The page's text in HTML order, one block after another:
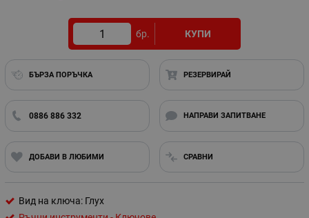
бр. КУПИ
БЪРЗА ПОРЪЧКА РЕЗЕРВИРАЙ
0886 886 332 НАПРАВИ ЗАПИТВАНЕ
ДОБАВИ В ЛЮБИМИ СРАВНИ
Вид на ключа: Глух